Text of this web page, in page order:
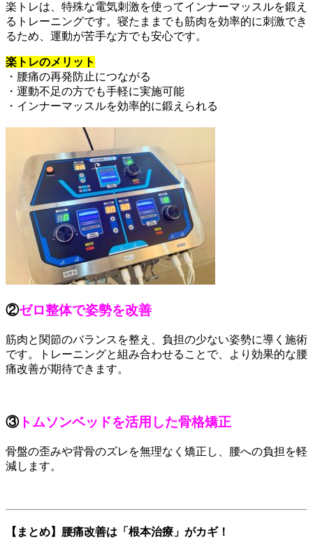
楽トレは、特殊な電気刺激を使ってインナーマッスルを鍛え
るトレーニングです。寝たままでも筋肉を効率的に刺激でき
るため、運動が苦手な方でも安心です。
楽トレのメリット
・腰痛の再発防止につながる
・運動不足の方でも手軽に実施可能
・インナーマッスルを効率的に鍛えられる
②ゼロ整体で姿勢を改善
筋肉と関節のバランスを整え、負担の少ない姿勢に導く施術
です。トレーニングと組み合わせることで、より効果的な腰
痛改善が期待できます。
③トムソンベッドを活用した骨格矯正
骨盤の歪みや背骨のズレを無理なく矯正し、腰への負担を軽
減します。
【まとめ】腰痛改善は「根本治療」がカギ！